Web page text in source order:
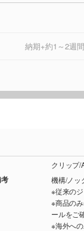
納期+約1～2週間
クリップ/
機構/ノッ
※従来の
※商品の
ールをご
※海外へ